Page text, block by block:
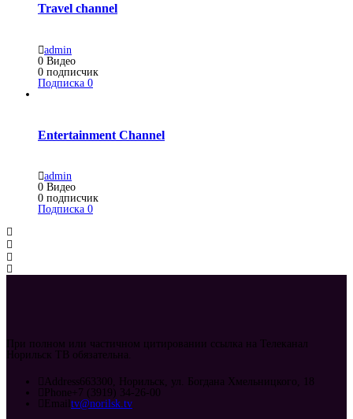
Travel channel
admin
0 Видео
0 подписчик
Подписка 0
Entertainment Channel
admin
0 Видео
0 подписчик
Подписка 0
При полном или частичном цитировании ссылка на Телеканал
Норильск ТВ обязательна.
Address663300, Норильск, ул. Богдана Хмельницкого, 18
Phone +7 (3919) 34-26-00
Emailtv@norilsk.tv